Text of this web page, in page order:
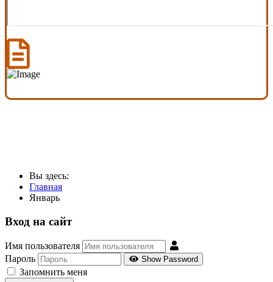
Вы здесь:
Главная
Январь
Вход на сайт
Имя пользователя
Пароль
Show Password
Запомнить меня